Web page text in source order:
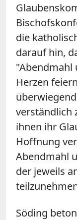
die
darauf hin,
"Abendmahl
Herzen
verständlich
ihnen ihr
Hoffnung
Abendmahl
der jeweils
Söding